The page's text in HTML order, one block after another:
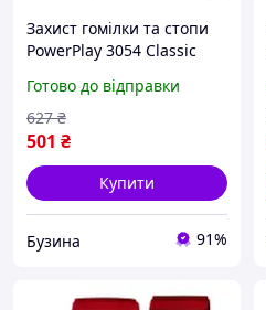
Захист гомілки та стопи
PowerPlay 3054 Classic
Готово до відправки
501 ₴
627 ₴
Купити
Бузина 91%